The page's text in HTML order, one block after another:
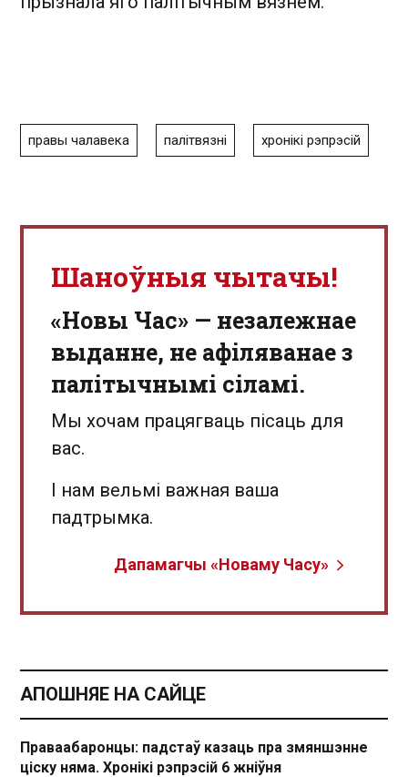
правы чалавека палітвязні хронікі рэпрэсій
Шаноўныя чытачы!
«Новы Час» — незалежнае
выданне, не афіляванае з
палітычнымі сіламі.
Мы хочам працягваць пісаць для
вас.
І нам вельмі важная ваша
падтрымка.
Дапамагчы «Новаму Часу»
АПОШНЯЕ НА САЙЦЕ
Праваабаронцы: падстаў казаць пра змяншэнне
ціску няма. Хронікі рэпрэсій 6 жніўня